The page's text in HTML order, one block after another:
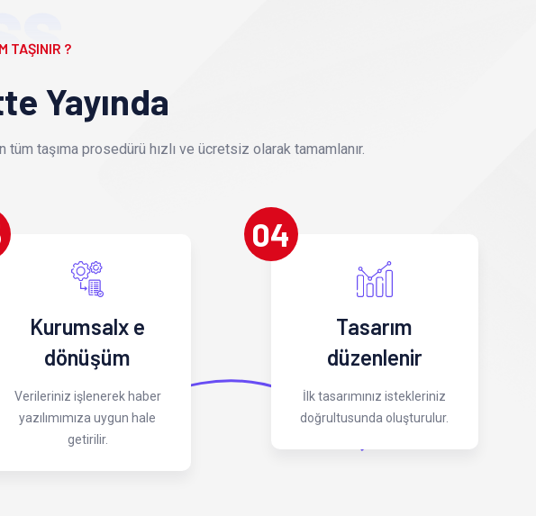
TAŞINIR ?
Yayında
taşıma prosedürü hızlı ve ücretsiz olarak tamamlanır.
Kurumsalx e
dönüşüm
Verileriniz işlenerek haber
yazılımımıza uygun hale
getirilir.
04
Tasarım
düzenlenir
İlk tasarımınız istekleriniz
doğrultusunda oluşturulur.